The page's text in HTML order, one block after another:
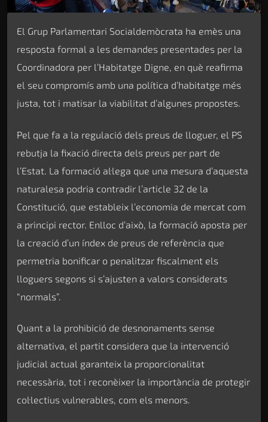
El Grup Parlamentari Socialdemòcrata ha emès una
resposta formal a les demandes presentades per la
Coordinadora per l’Habitatge Digne, en què reafirma
el seu compromís amb una política d’habitatge més
justa, tot i matisar la viabilitat d’algunes propostes.
Pel que fa a la regulació dels preus de lloguer, el PS
rebutja la fixació directa dels preus per part de
l’Estat. La formació al·lega que una mesura d’aquesta
naturalesa podria contradir l’article 32 de la
Constitució, que estableix l’economia de mercat com
a principi rector. Enlloc d’això, la formació aposta per
la creació d’un índex de preus de referència que
permetria bonificar o penalitzar fiscalment els
lloguers segons si s’ajusten a valors considerats
“normals”.
Quant a la prohibició de desnonaments sense
alternativa, el partit considera que la intervenció
judicial actual garanteix la proporcionalitat
necessària, tot i reconèixer la importància de protegir
col·lectius vulnerables, com els menors.